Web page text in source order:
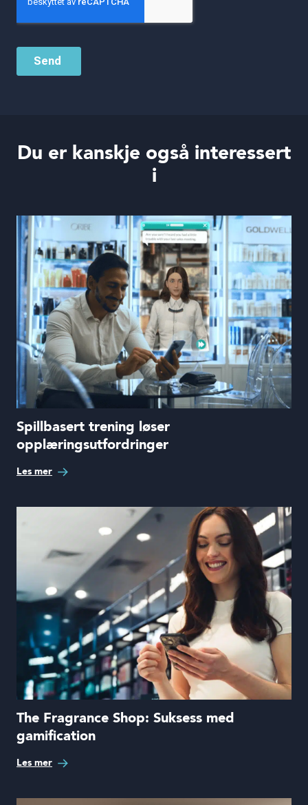
Du er kanskje også interessert
i
Spillbasert trening løser
opplæringsutfordringer
Les mer
The Fragrance Shop: Suksess med
gamification
Les mer